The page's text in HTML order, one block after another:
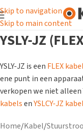
Skip to navigation
Skip to main content
YSLY-JZ
YSLY-JZ is een FLEX kabel
ene punt in een
verkopen we niet alleen
kabelsenYSLCY-JZ
Home/Kabel/